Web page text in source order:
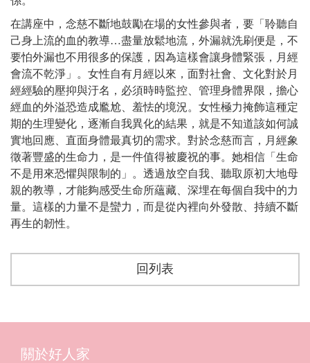
在講座中，念慈不斷地鼓勵在場的女性參與者，要「聆聽自
己身上流的血的教導…盡量放鬆地流，外漏就洗刷便是，不
要怕外漏也不用很多的保護，因為這樣會讓身體緊張，月經
會流不乾淨」。女性自有月經以來，面對社會、文化對於月
經經驗的壓抑與汙名，必須時時監控、管理身體界限，擔心
經血的外溢恐造成尷尬、羞怯的境況。女性極力掩飾這種定
期的生理變化，逐漸自我異化的結果，就是不知道該如何誠
實地回應、直面身體最真切的需求。對於念慈而言，月經象
徵著豐盛的生命力，是一件值得被慶祝的事。她相信「生命
不是用來恐懼與限制的」。透過放空自我、聽取原初大地母
親的教導，才能夠感受生命所蘊藏、深埋在每個自我中的力
量。這樣的力量不是蠻力，而是從內裡向外發散、持續不斷
再生的韌性。
回列表
關於好人家